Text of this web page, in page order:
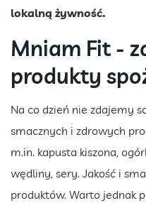
lokalną żywność.
Mniam Fit -
produkty
Na co dzień nie zdajemy
smacznych i zdrowych
m.in. kapusta kiszona,
wędliny, sery. Jakość i
produktów. Warto jednak